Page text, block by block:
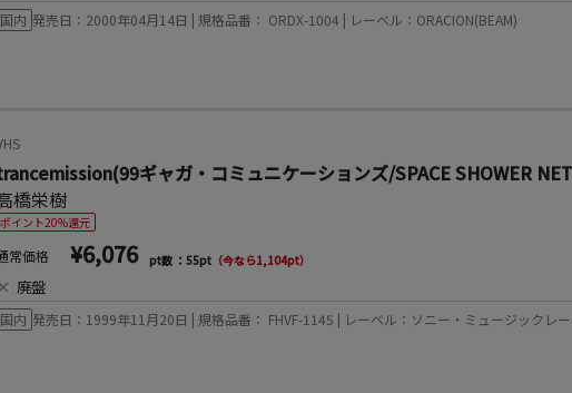
国内 発売日：2000年04月14日 | 規格品番： ORDX-1004 | レーベル：ORACION(BEAM)
ギャガ・コミュニケーションズ/SPACE SHOWER
橋栄樹
ポイント20%還元
常価格 ¥6,076 pt数 ：55pt （今なら1,104pt）
廃盤
国内 発売日：1999年11月20日 | 規格品番： FHVF-1145 | レーベル：ソニー・ミュージックレ